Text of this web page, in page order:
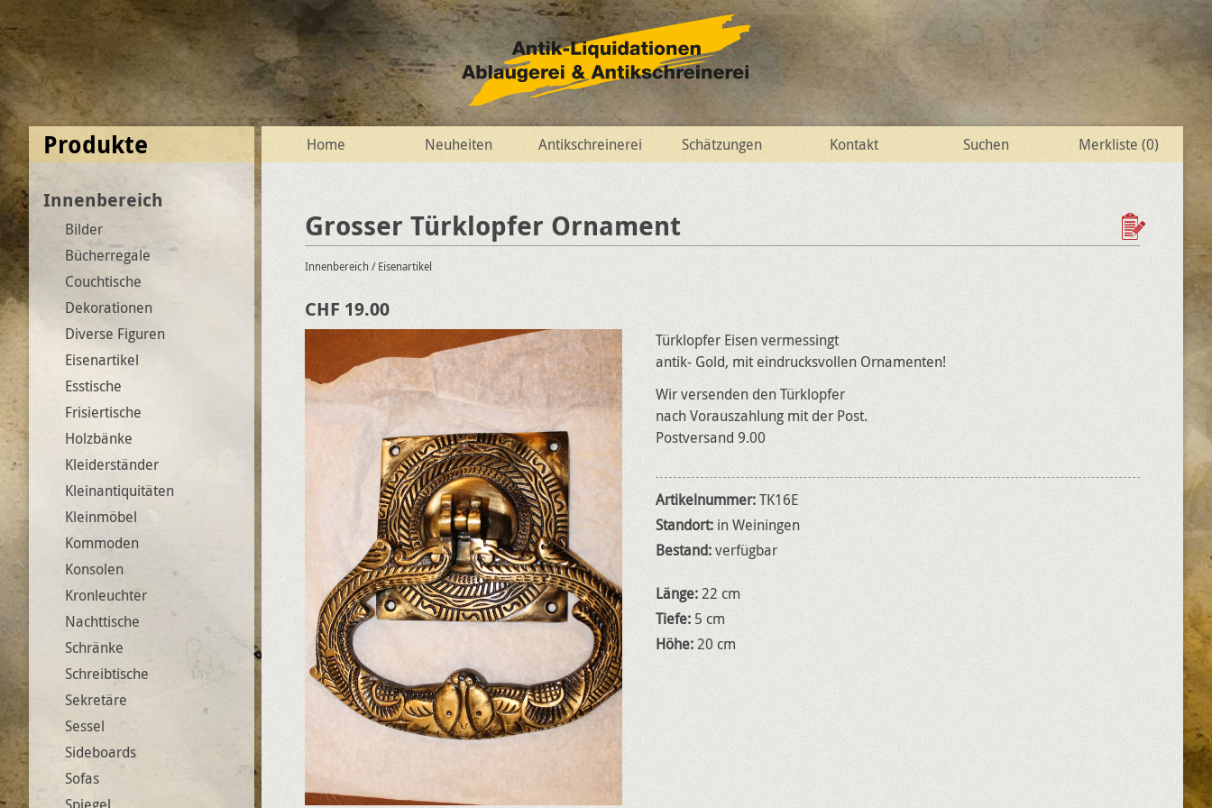
Home Neuheiten Antikschreinerei Schätzungen Kontakt Suchen Merkliste (0)
Grosser Türklopfer Ornament
Innenbereich / Eisenartikel
CHF 19.00
Türklopfer Eisen vermessingt
antik- Gold, mit eindrucksvollen Ornamenten!
Wir versenden den Türklopfer
nach Vorauszahlung mit der Post.
Postversand 9.00
Artikelnummer:TK16E
Standort: in Weiningen
Bestand:verfügbar
Länge:22 cm
Tiefe: 5 cm
Höhe:20 cm
Produkte
Innenbereich
Bilder
Bücherregale
Couchtische
Dekorationen
Diverse Figuren
Eisenartikel
Esstische
Frisiertische
Kleiderständer
Kleinantiquitäten
Holzbänke
Kleinmöbel
Kommoden
Konsolen
Kronleuchter
Nachttische
Schränke
Schreibtische
Sekretäre
Sessel
Sideboards
Sofas